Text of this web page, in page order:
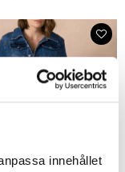
innehållet